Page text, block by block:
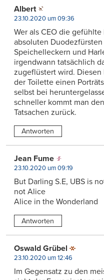
Albert
23.10.2020 um 09:36
Wer als CEO die
absoluten
Speichelleckern und
irgendwann tatsächlich
zugeflüstert wird.
der Toilette einen
selbst bei
schneller kommt man
Tatsachen zurück.
Antworten
Jean Fume
23.10.2020 um 09:19
But Darling S.E, UBS is
not Alice
Alice in the Wonderland
Antworten
Oswald Grübel
23.10.2020 um 12:46
Im Gegensatz zu den